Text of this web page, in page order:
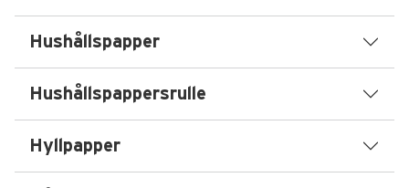
Hushållspapper
Hushållspappersrulle
Hyllpapper